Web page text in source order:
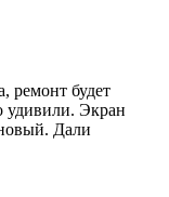
ремонт будет
удивили. Экран
Дали